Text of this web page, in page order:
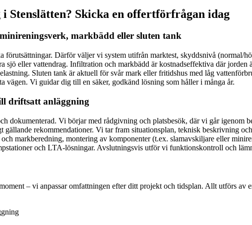
i Stenslätten? Skicka en offertförfrågan idag
markbädd eller sluten tank
förutsättningar. Därför väljer vi system utifrån marktest, skyddsnivå (normal/
sjö eller vattendrag. Infiltration och markbädd är kostnadseffektiva där
Sluten tank är aktuell för svår mark eller fritidshus med låg
vägen. Vi guidar dig till en säker, godkänd lösning som håller i många år.
driftsatt anläggning
dokumenterad. Vi börjar med rådgivning och platsbesök, där vi går
gällande rekommendationer. Vi tar fram situationsplan, teknisk beskrivning
markberedning, montering av komponenter (t.ex. slamavskiljare eller
och LTA-lösningar. Avslutningsvis utför vi funktionskontroll och
– vi anpassar omfattningen efter ditt projekt och tidsplan. Allt utförs